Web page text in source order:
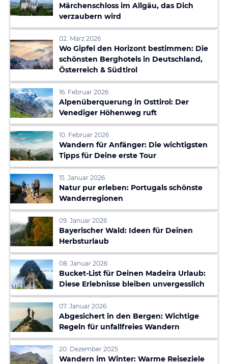
Märchenschloss im Allgäu, das Dich
verzaubern wird
02. März 2026
Wo Gipfel den Horizont bestimmen: Die
schönsten Berghotels in Deutschland,
Österreich & Südtirol
16. Februar 2026
Alpenüberquerung in Osttirol: Der
Venediger Höhenweg ruft
10. Februar 2026
Wandern für Anfänger: Die wichtigsten
Tipps für Deine erste Tour
15. Januar 2026
Natur pur erleben: Portugals schönste
Wanderregionen
09. Januar 2026
Bayerischer Wald: Ideen für Deinen
Herbsturlaub
08. Januar 2026
Bucket-List für Deinen Madeira Urlaub:
Diese Erlebnisse bleiben unvergesslich
07. Januar 2026
Abgesichert in den Bergen: Wichtige
Regeln für unfallfreies Wandern
20. Dezember 2025
Wandern im Winter: Warme Reiseziele